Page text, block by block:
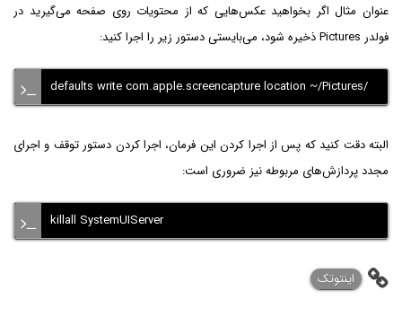
عنوان مثال اگر بخواهید عکس‌هایی که از محتویات روی صفحه می‌گیرید در
فولدر Pictures ذخیره شود، می‌بایستی دستور زیر را اجرا کنید:
defaults write com.apple.screencapture location ~/Pictures/
البته دقت کنید که پس از اجرا کردن این فرمان، اجرا کردن دستور توقف و اجرای
مجدد پردازش‌های مربوطه نیز ضروری است:
killall SystemUIServer
اینتوتک